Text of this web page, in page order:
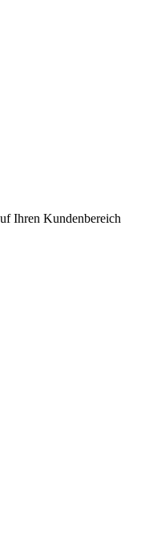
Ihren Kundenbereich